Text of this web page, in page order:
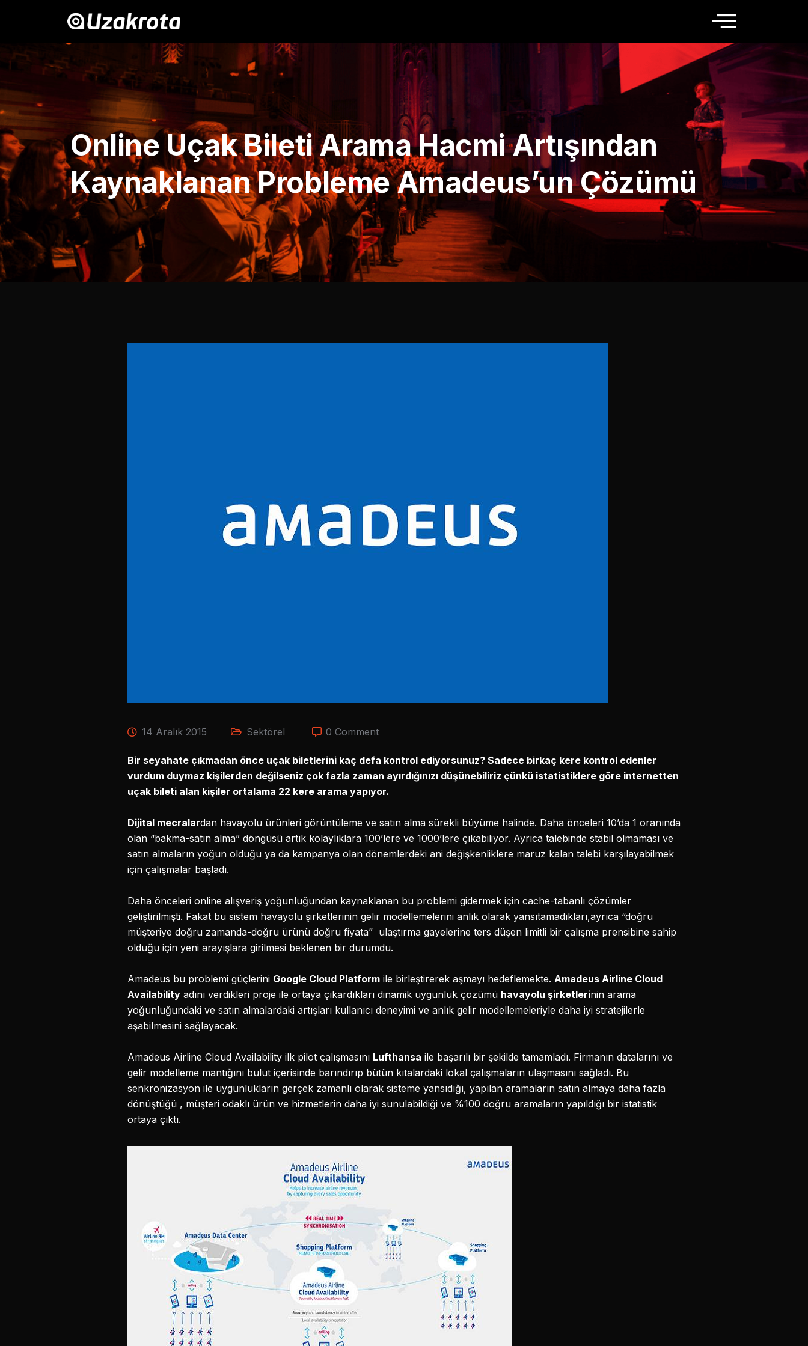
Online Uçak Bileti Arama Hacmi Artışından
Kaynaklanan Probleme Amadeus’un Çözümü
14 Aralık 2015 Sektörel 0 Comment
Bir seyahate çıkmadan önce uçak biletlerini kaç defa kontrol ediyorsunuz? Sadece birkaç kere kontrol edenler
vurdum duymaz kişilerden değilseniz çok fazla zaman ayırdığınızı düşünebiliriz çünkü istatistiklere göre internetten
uçak bileti alan kişiler ortalama 22 kere arama yapıyor.
Dijital mecralardan havayolu ürünleri görüntüleme ve satın alma sürekli büyüme halinde. Daha önceleri 10’da 1 oranında
olan “bakma-satın alma” döngüsü artık kolaylıklara 100’lere ve 1000’lere çıkabiliyor. Ayrıca talebinde stabil olmaması ve
satın almaların yoğun olduğu ya da kampanya olan dönemlerdeki ani değişkenliklere maruz kalan talebi karşılayabilmek
için çalışmalar başladı.
Daha önceleri online alışveriş yoğunluğundan kaynaklanan bu problemi gidermek için cache-tabanlı çözümler
geliştirilmişti. Fakat bu sistem havayolu şirketlerinin gelir modellemelerini anlık olarak yansıtamadıkları,ayrıca “doğru
müşteriye doğru zamanda-doğru ürünü doğru fiyata” ulaştırma gayelerine ters düşen limitli bir çalışma prensibine sahip
olduğu için yeni arayışlara girilmesi beklenen bir durumdu.
Amadeus bu problemi güçlerini Google Cloud Platform ile birleştirerek aşmayı hedeflemekte. Amadeus Airline Cloud
Availability adını verdikleri proje ile ortaya çıkardıkları dinamik uygunluk çözümü havayolu şirketlerinin arama
yoğunluğundaki ve satın almalardaki artışları kullanıcı deneyimi ve anlık gelir modellemeleriyle daha iyi stratejilerle
aşabilmesini sağlayacak.
Amadeus Airline Cloud Availability ilk pilot çalışmasını Lufthansa ile başarılı bir şekilde tamamladı. Firmanın datalarını ve
gelir modelleme mantığını bulut içerisinde barındırıp bütün kıtalardaki lokal çalışmaların ulaşmasını sağladı. Bu
senkronizasyon ile uygunlukların gerçek zamanlı olarak sisteme yansıdığı, yapılan aramaların satın almaya daha fazla
dönüştüğü , müşteri odaklı ürün ve hizmetlerin daha iyi sunulabildiği ve %100 doğru aramaların yapıldığı bir istatistik
ortaya çıktı.